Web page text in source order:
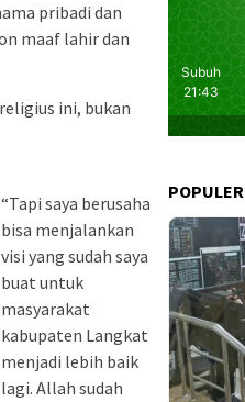
pribadi dan
maaf lahir dan
ini, bukan
“Tapi saya berusaha
bisa menjalankan
visi yang sudah saya
buat untuk
masyarakat
kabupaten Langkat
menjadi lebih baik
lagi. Allah sudah
POPULER